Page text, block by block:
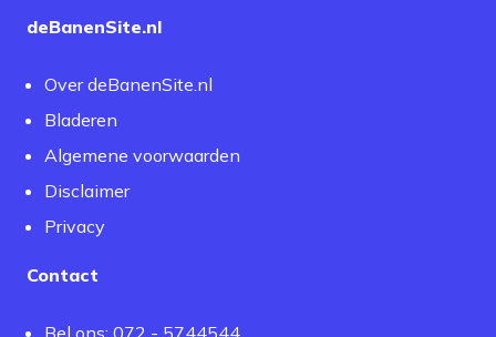
deBanenSite.nl
Over deBanenSite.nl
Bladeren
Algemene voorwaarden
Disclaimer
Privacy
Contact